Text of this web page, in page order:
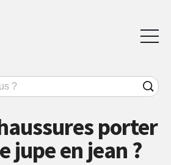
porter
jupe en jean ?